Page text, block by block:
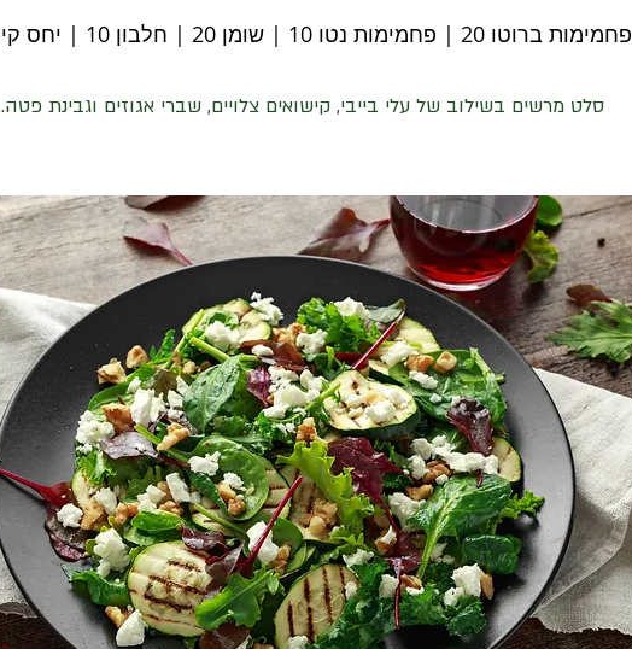
פחמימות ברוטו 20 | פחמימות נטו 10 | שומן 20 | חלבון 10 | יחס קיטו 3
סלט מרשים בשילוב של עלי בייבי, קישואים צלויים, שברי אגוזים וגבינת פטה.